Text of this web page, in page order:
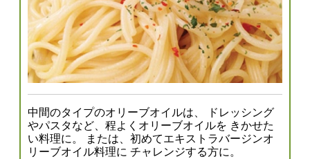
中間のタイプのオリーブオイルは、 ドレッシング
やパスタなど、程よくオリーブオイルを きかせた
い料理に。 または、初めてエキストラバージンオ
リーブオイル料理に チャレンジする方に。